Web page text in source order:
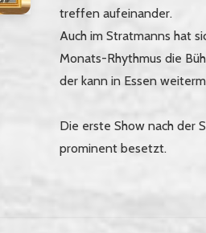
treffen aufeinander.
Auch im Stratmanns hat
Monats-Rhythmus die
der kann in Essen
Die erste Show nach der
prominent besetzt.